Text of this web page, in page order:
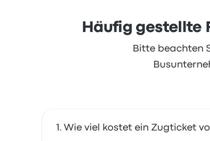
Häufig gestellte
Bitte beachten
Wie viel kostet ein Zugticket